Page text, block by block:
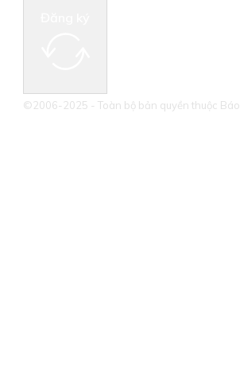
©2006-2025 - Toàn bộ bản quyền thuộc Báo